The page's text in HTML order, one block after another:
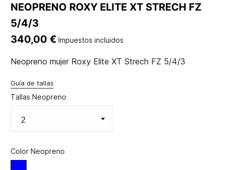
NEOPRENO ROXY ELITE XT STRECH FZ
5/4/3
340,00 € Impuestos incluidos
Neopreno mujer Roxy Elite XT Strech FZ 5/4/3
Guía de tallas
Tallas Neopreno
Color Neopreno